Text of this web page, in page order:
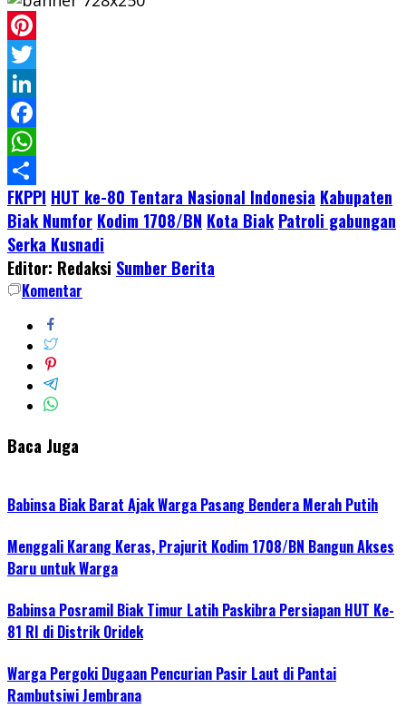
Pinterest
Twitter
LinkedIn
Facebook
WhatsApp
Share
FKPPI HUT ke-80 Tentara Nasional Indonesia Kabupaten
Biak Numfor Kodim 1708/BN Kota Biak Patroli gabungan
Serka Kusnadi
Editor: Redaksi Sumber Berita
Komentar
Baca Juga
Babinsa Biak Barat Ajak Warga Pasang Bendera Merah Putih
Menggali Karang Keras, Prajurit Kodim 1708/BN Bangun Akses
Baru untuk Warga
Babinsa Posramil Biak Timur Latih Paskibra Persiapan HUT Ke-
81 RI di Distrik Oridek
Warga Pergoki Dugaan Pencurian Pasir Laut di Pantai
Rambutsiwi Jembrana